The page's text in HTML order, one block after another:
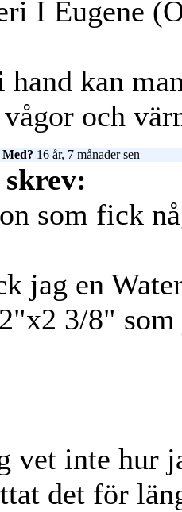
I Eugene
kan
vågor och
16 år, 7 månader sen
som fick
jag en
3/8"
vet inte hur
det för